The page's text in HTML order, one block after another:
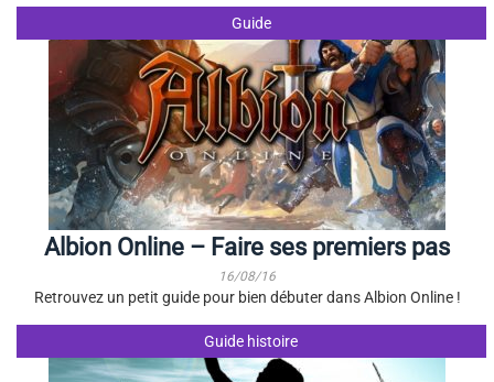
Guide
Albion Online – Faire ses premiers pas
16/08/16
Retrouvez un petit guide pour bien débuter dans Albion Online !
Guide histoire